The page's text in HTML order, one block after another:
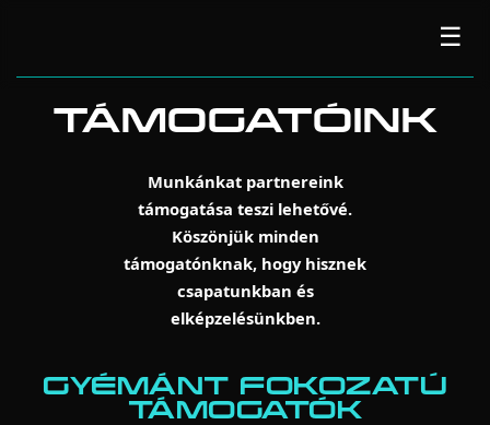
☰
Főoldal
Hírek
TÁMOGATÓINK
Munkánkat partnereink
támogatása teszi lehetővé.
Köszönjük minden
támogatónknak, hogy hisznek
csapatunkban és
elképzelésünkben.
GYÉMÁNT FOKOZATÚ
TÁMOGATÓK